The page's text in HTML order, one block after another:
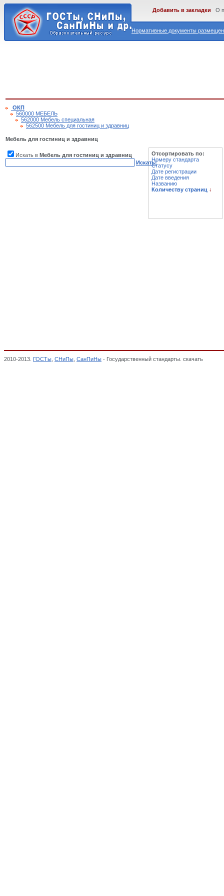
Нормативные документы
Добавить в закладки О
ОКП
560000 МЕБЕЛЬ
562000 Мебель специальная
562500 Мебель для гостиниц и здравниц
Мебель для гостиниц и здравниц
Искать в Мебель для гостиниц и здравниц
Искать!
Отсортировать по:
Номеру стандарта
Статусу
Дате регистрации
Дате введения
Названию
Количеству страниц ↓
2010-2013. ГОСТы СНиПы СанПиНы - Государственный стандарты. скачать